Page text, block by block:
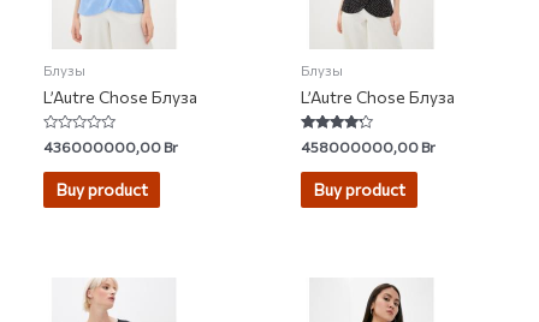
Блузы
L’Autre Chose Блуза
Rated
0
out
436000000,00Br
Buy product
Блузы
L’Autre Chose Блуза
Rated
4.00
out of 5
458000000,00Br
Buy product